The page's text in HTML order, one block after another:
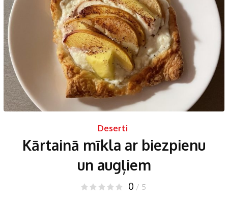
Deserti
Kārtainā mīkla ar biezpienu
un augļiem
0 / 5